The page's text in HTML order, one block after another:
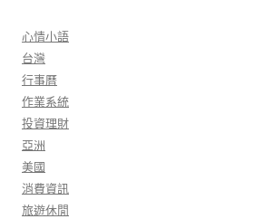
心情小語
台灣
行事曆
作業系統
投資理財
亞洲
美國
消費資訊
旅遊休閒